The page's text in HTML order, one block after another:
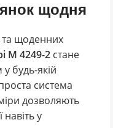
щодня
та щоденних
M 4249-2 стане
будь-якій
система
дозволяють
навіть у